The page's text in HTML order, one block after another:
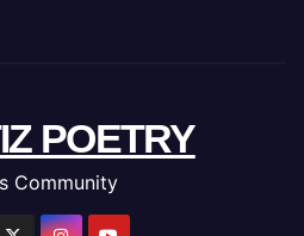
POETRY
Community